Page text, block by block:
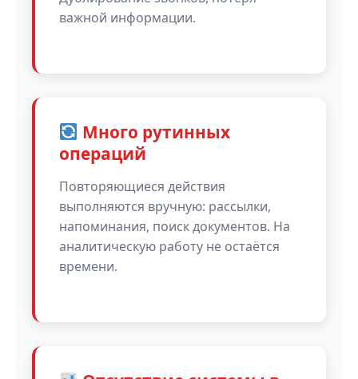
важной информации.
Много рутинных
операций
Повторяющиеся действия
выполняются вручную: рассылки,
напоминания, поиск документов. На
аналитическую работу не остаётся
времени.